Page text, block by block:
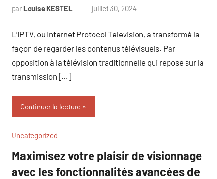
par Louise KESTEL juillet 30, 2024
L’IPTV, ou Internet Protocol Television, a transformé la
façon de regarder les contenus télévisuels. Par
opposition à la télévision traditionnelle qui repose sur la
transmission […]
Continuer la lecture
Uncategorized
Maximisez votre plaisir de visionnage
avec les fonctionnalités avancées de